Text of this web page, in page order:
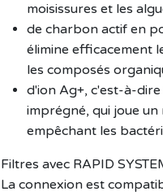
moisissures et les
de charbon actif en
élimine efficacement
les composés
d'ion Ag+, c'est-à-
imprégné, qui joue
empêchant les
Filtres avec RAPID
La connexion est